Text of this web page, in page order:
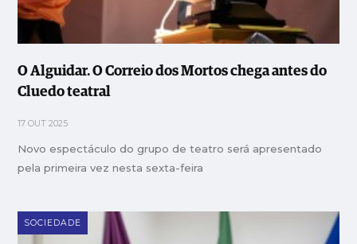
O Alguidar. O Correio dos Mortos chega antes do
Cluedo teatral
17 OUT 2025
Novo espectáculo do grupo de teatro será apresentado
pela primeira vez nesta sexta-feira
SOCIEDADE